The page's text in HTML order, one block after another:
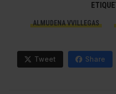
ALMUDENA VVILLEGAS
Tweet Share